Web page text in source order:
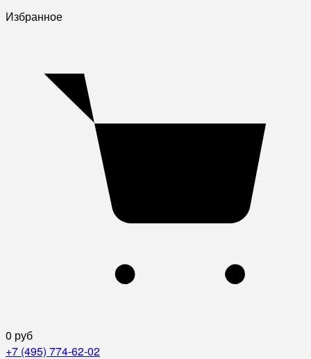
Избранное
0 руб
+7 (495) 774-62-02